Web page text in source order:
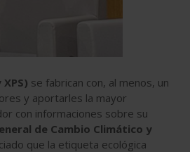
se fabrican con, al menos, un
y aportarles la mayor
con informaciones sobre su
de Cambio Climático y
que la etiqueta ecológica